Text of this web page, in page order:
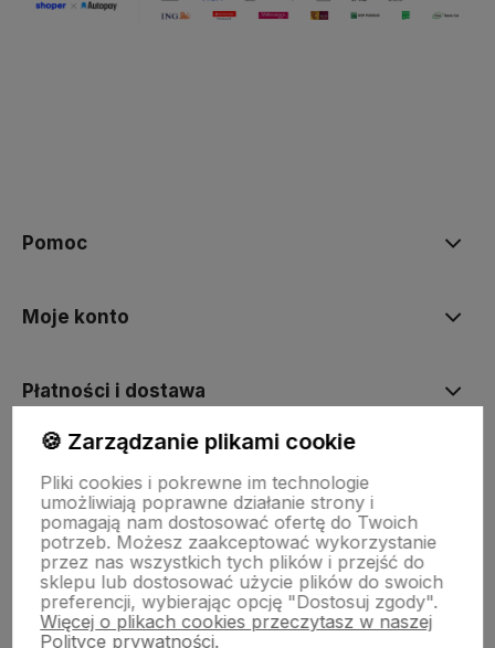
Pomoc
Moje konto
Płatności i dostawa
O nas
🍪 Zarządzanie plikami cookie
Pliki cookies i pokrewne im technologie
umożliwiają poprawne działanie strony i
pomagają nam dostosować ofertę do Twoich
potrzeb. Możesz zaakceptować wykorzystanie
przez nas wszystkich tych plików i przejść do
sklepu lub dostosować użycie plików do swoich
preferencji, wybierając opcję "Dostosuj zgody".
Więcej o plikach cookies przeczytasz w naszej
Polityce prywatności.